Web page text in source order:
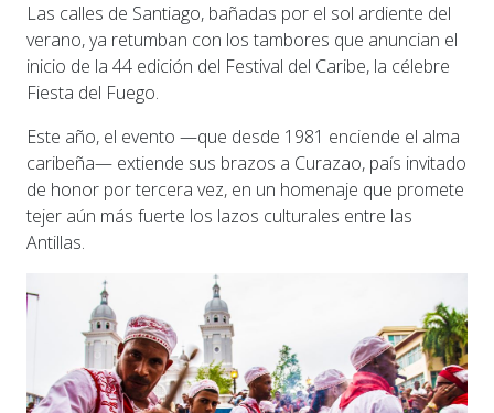
Las calles de Santiago, bañadas por el sol ardiente del
verano, ya retumban con los tambores que anuncian el
inicio de la 44 edición del Festival del Caribe, la célebre
Fiesta del Fuego.
Este año, el evento —que desde 1981 enciende el alma
caribeña— extiende sus brazos a Curazao, país invitado
de honor por tercera vez, en un homenaje que promete
tejer aún más fuerte los lazos culturales entre las
Antillas.